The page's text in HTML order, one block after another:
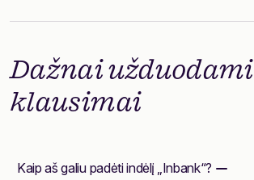
Dažnai užduodami
klausimai
Kaip aš galiu padėti indėlį „Inbank“?